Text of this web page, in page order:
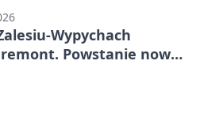
Wypychach
Powstanie nowa